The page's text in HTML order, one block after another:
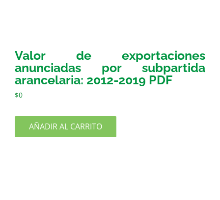
Valor de exportaciones
anunciadas por subpartida
arancelaria: 2012-2019 PDF
$0
AÑADIR AL CARRITO